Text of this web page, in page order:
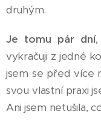
druhým.
Je tomu pár dní,
vykračuji z jedné
jsem se před více
svou vlastní praxi
Ani jsem netušila,